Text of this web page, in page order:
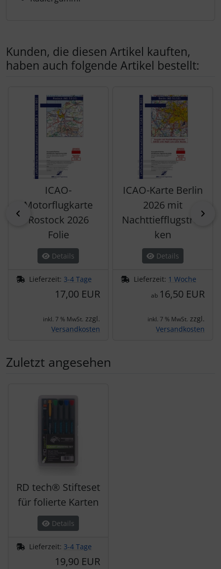
Kunden, die diesen Artikel kauften,
haben auch folgende Artikel bestellt:
ICAO-
Motorflugkarte
Rostock 2026
Folie
Details
Lieferzeit: 3-4 Tage
17,00 EUR
inkl. 7 % MwSt. zzgl.
Versandkosten
ICAO-Karte Berlin
2026 mit
Nachttiefflugstrec
ken
Details
Lieferzeit: 1 Woche
ab 16,50 EUR
inkl. 7 % MwSt. zzgl.
Versandkosten
Zuletzt angesehen
RD tech® Stifteset
für folierte Karten
Details
Lieferzeit: 3-4 Tage
19,90 EUR